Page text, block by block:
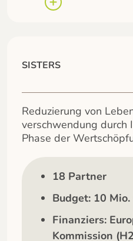
SISTERS
Reduzierung von
verschwendung durch
Phase der
18 Partner
Budget: 10 Mio.
Finanziers:
Kommission